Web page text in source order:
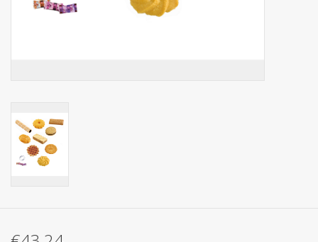
Produits d'hygiène
Matériel d'emballage
Fournitures de bureau